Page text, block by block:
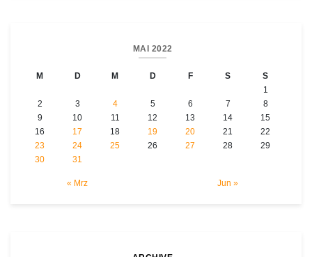
MAI 2022
M D M D F S S
« Mrz Jun »
1
2
3 4 5 6 7
8
9
10 11 12 13 14
15
16
17 18 19 20 21
22
23
24 25 26 27 28
29
30
31